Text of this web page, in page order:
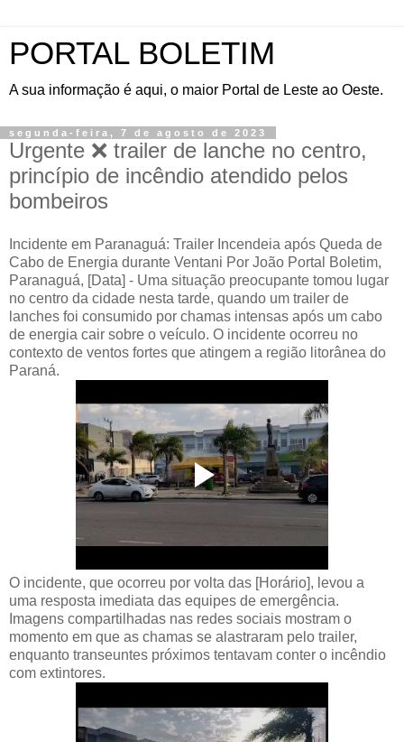
PORTAL BOLETIM
A sua informação é aqui, o maior Portal de Leste ao Oeste.
segunda-feira, 7 de agosto de 2023
Urgente ❌️ trailer de lanche no centro,
princípio de incêndio atendido pelos
bombeiros
Incidente em Paranaguá: Trailer Incendeia após Queda de
Cabo de Energia durante Ventani Por João Portal Boletim,
Paranaguá, [Data] - Uma situação preocupante tomou lugar
no centro da cidade nesta tarde, quando um trailer de
lanches foi consumido por chamas intensas após um cabo
de energia cair sobre o veículo. O incidente ocorreu no
contexto de ventos fortes que atingem a região litorânea do
Paraná.
O incidente, que ocorreu por volta das [Horário], levou a
uma resposta imediata das equipes de emergência.
Imagens compartilhadas nas redes sociais mostram o
momento em que as chamas se alastraram pelo trailer,
enquanto transeuntes próximos tentavam conter o incêndio
com extintores.